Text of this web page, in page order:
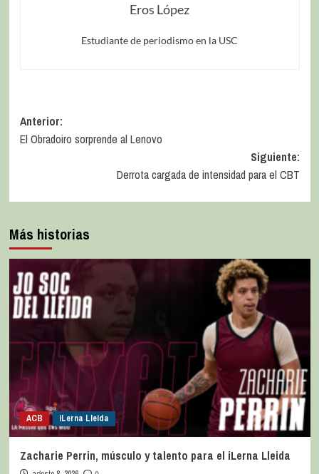
Eros López
Estudiante de periodismo en la USC
Anterior:
El Obradoiro sorprende al Lenovo
Siguiente:
Derrota cargada de intensidad para el CBT
Más historias
ACB iLerna Lleida
Zacharie Perrin, músculo y talento para el iLerna Lleida